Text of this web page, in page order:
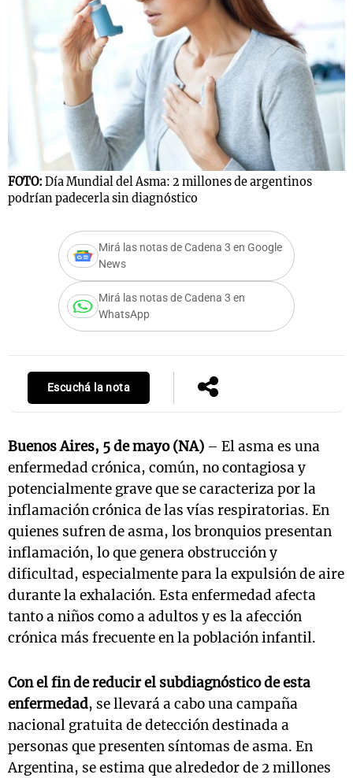
FOTO: Día Mundial del Asma: 2 millones de argentinos
podrían padecerla sin diagnóstico
Mirá las notas de Cadena 3 en Google
News
Mirá las notas de Cadena 3 en
WhatsApp
Escuchá la nota
Buenos Aires, 5 de mayo (NA) – El asma es una
enfermedad crónica, común, no contagiosa y
potencialmente grave que se caracteriza por la
inflamación crónica de las vías respiratorias. En
quienes sufren de asma, los bronquios presentan
inflamación, lo que genera obstrucción y
dificultad, especialmente para la expulsión de aire
durante la exhalación. Esta enfermedad afecta
tanto a niños como a adultos y es la afección
crónica más frecuente en la población infantil.
Con el fin de reducir el subdiagnóstico de esta
enfermedad, se llevará a cabo una campaña
nacional gratuita de detección destinada a
personas que presenten síntomas de asma. En
Argentina, se estima que alrededor de 2 millones
Notas
Mundial 2026
Notas
La Sole en
Cadena 3